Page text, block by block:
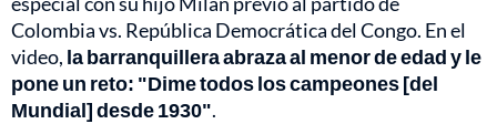
Colombia vs. República Democrática del Congo. En el
video, la barranquillera abraza al menor de edad y le
pone un reto: "Dime todos los campeones [del
Mundial] desde 1930".